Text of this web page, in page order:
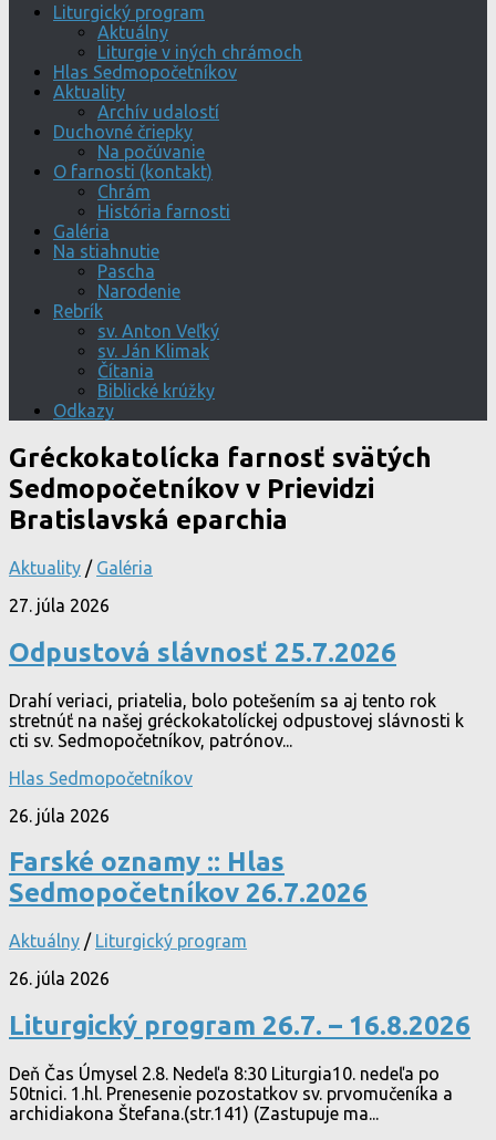
Liturgický program
Aktuálny
Liturgie v iných chrámoch
Hlas Sedmopočetníkov
Aktuality
Archív udalostí
Duchovné čriepky
Na počúvanie
O farnosti (kontakt)
Chrám
História farnosti
Galéria
Na stiahnutie
Pascha
Narodenie
Rebrík
sv. Anton Veľký
sv. Ján Klimak
Čítania
Biblické krúžky
Odkazy
Gréckokatolícka farnosť svätých
Sedmopočetníkov v Prievidzi
Bratislavská eparchia
Aktuality / Galéria
27. júla 2026
Odpustová slávnosť 25.7.2026
Drahí veriaci, priatelia, bolo potešením sa aj tento rok
stretnúť na našej gréckokatolíckej odpustovej slávnosti k
cti sv. Sedmopočetníkov, patrónov...
Hlas Sedmopočetníkov
26. júla 2026
Farské oznamy :: Hlas
Sedmopočetníkov 26.7.2026
Aktuálny / Liturgický program
26. júla 2026
Liturgický program 26.7. – 16.8.2026
Deň Čas Úmysel 2.8. Nedeľa 8:30 Liturgia10. nedeľa po
50tnici. 1.hl. Prenesenie pozostatkov sv. prvomučeníka a
archidiakona Štefana.(str.141) (Zastupuje ma...